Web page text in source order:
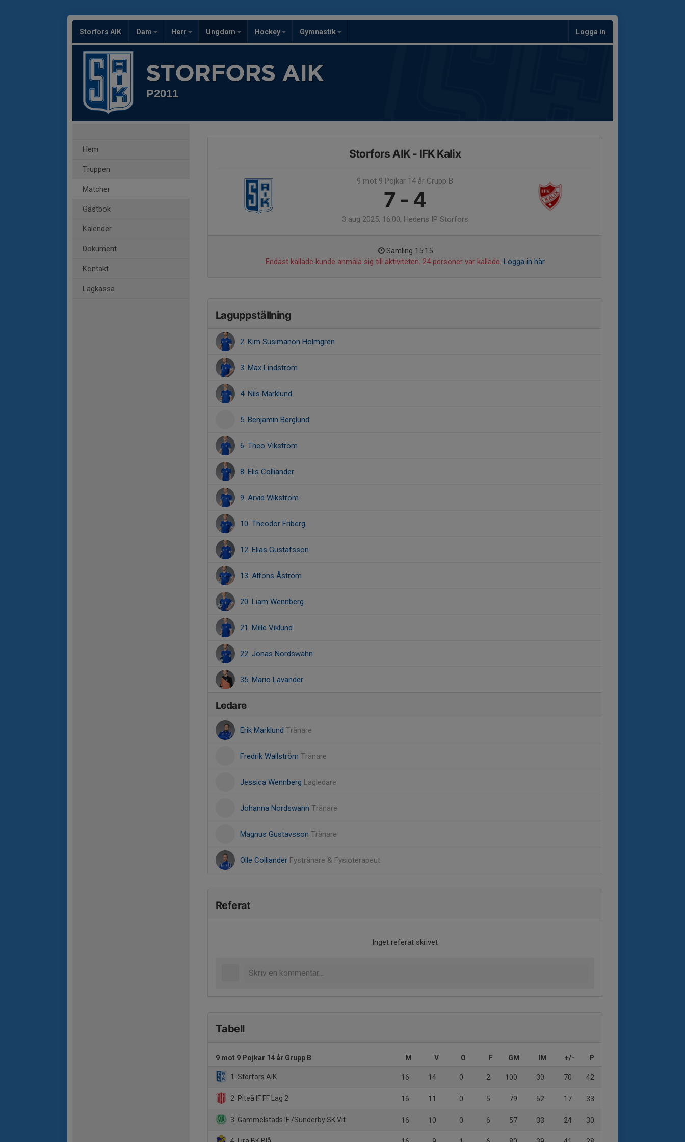
Storfors AIK Dam Herr Ungdom Hockey Gymnastik Logga in
STORFORS AIK
P2011
Hem
Truppen
Matcher
Gästbok
Kalender
Dokument
Kontakt
Lagkassa
Storfors AIK - IFK Kalix
9 mot 9 Pojkar 14 år Grupp B
7 - 4
3 aug 2025, 16:00, Hedens IP Storfors
Samling 15:15
Endast kallade kunde anmäla sig till aktiviteten. 24 personer var kallade. Logga in här
Laguppställning
2. Kim Susimanon Holmgren
3. Max Lindström
4. Nils Marklund
5. Benjamin Berglund
6. Theo Vikström
8. Elis Colliander
9. Arvid Wikström
10. Theodor Friberg
12. Elias Gustafsson
13. Alfons Åström
20. Liam Wennberg
21. Mille Viklund
22. Jonas Nordswahn
35. Mario Lavander
Ledare
Erik Marklund Tränare
Fredrik Wallström Tränare
Jessica Wennberg Lagledare
Johanna Nordswahn Tränare
Magnus Gustavsson Tränare
Olle Colliander Fystränare & Fysioterapeut
Referat
Inget referat skrivet
Tabell
9 mot 9 Pojkar 14 år Grupp B M V O F GM IM +/- P
1. Storfors AIK 16 14 0 2 100 30 70 42
2. Piteå IF FF Lag 2 16 11 0 5 79 62 17 33
3. Gammelstads IF /Sunderby SK Vit 16 10 0 6 57 33 24 30